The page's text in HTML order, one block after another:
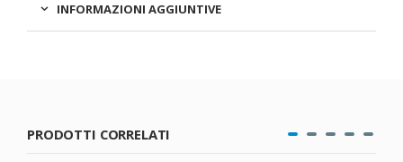
INFORMAZIONI AGGIUNTIVE
PRODOTTI CORRELATI